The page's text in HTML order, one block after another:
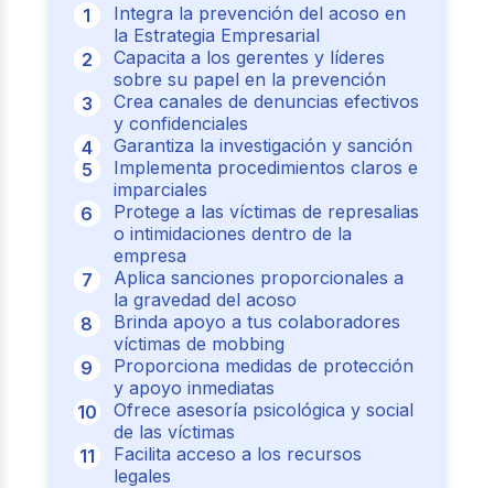
Integra la prevención del acoso en
la Estrategia Empresarial
Capacita a los gerentes y líderes
sobre su papel en la prevención
Crea canales de denuncias efectivos
y confidenciales
Garantiza la investigación y sanción
Implementa procedimientos claros e
imparciales
Protege a las víctimas de represalias
o intimidaciones dentro de la
empresa
Aplica sanciones proporcionales a
la gravedad del acoso
Brinda apoyo a tus colaboradores
víctimas de mobbing
Proporciona medidas de protección
y apoyo inmediatas
Ofrece asesoría psicológica y social
de las víctimas
Facilita acceso a los recursos
legales